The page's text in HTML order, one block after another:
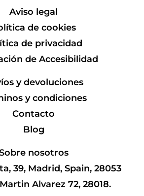
Aviso legal
de cookies
de privacidad
de Accesibilidad
y devoluciones
y condiciones
Contacto
Blog
nosotros
39, Madrid, Spain, 28053
Alvarez 72, 28018.